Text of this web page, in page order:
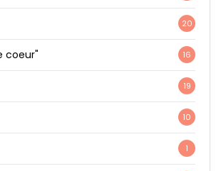
20
coeur" 16
19
10
1